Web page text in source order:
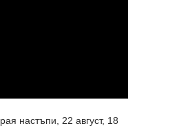
настъпи, 22 август, 18